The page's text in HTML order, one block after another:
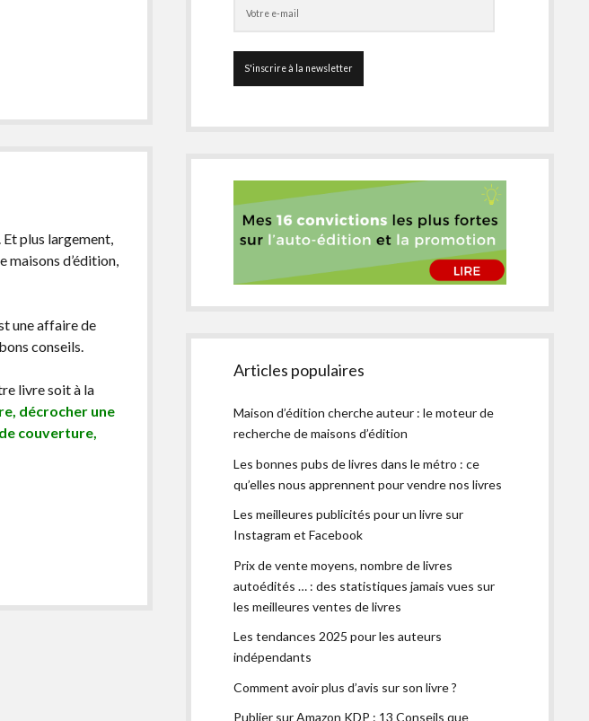
. Et plus largement,
d’édition,
une affaire de
conseils.
livre soit à la
décrocher une
couverture,
Articles populaires
Maison d’édition cherche auteur : le moteur de
recherche de maisons d’édition
Les bonnes pubs de livres dans le métro : ce
qu’elles nous apprennent pour vendre nos livres
Les meilleures publicités pour un livre sur
Instagram et Facebook
Prix de vente moyens, nombre de livres
autoédités … : des statistiques jamais vues sur
les meilleures ventes de livres
Les tendances 2025 pour les auteurs
indépendants
Comment avoir plus d’avis sur son livre ?
Publier sur Amazon KDP : 13 Conseils que